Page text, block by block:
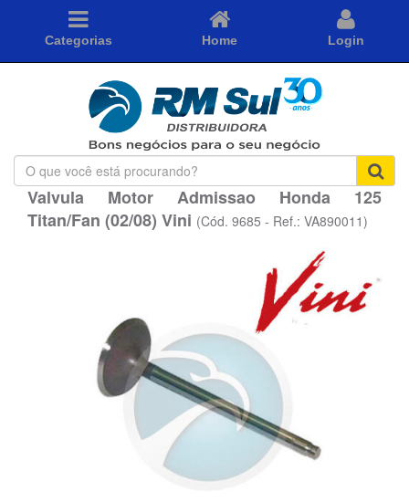
Categorias Home Login
O
que
você
está
Valvula Motor Admissao Honda 125
Titan/Fan (02/08) Vini (Cód. 9685 - Ref.: VA890011)